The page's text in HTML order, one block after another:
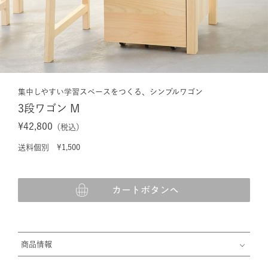
集中しやすい学習スペースをつくる、シンプルワゴン
3段ワゴン M
¥42,800 （税込）
送料個別 ¥1,500
カートボタンへ
商品情報